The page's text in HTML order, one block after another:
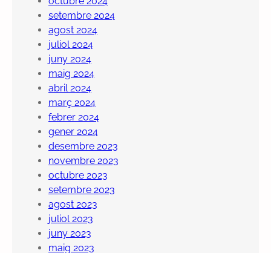
setembre 2024
agost 2024
juliol 2024
juny 2024
maig 2024
abril 2024
març 2024
febrer 2024
gener 2024
desembre 2023
novembre 2023
octubre 2023
setembre 2023
agost 2023
juliol 2023
juny 2023
maig 2023